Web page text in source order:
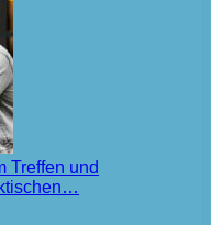
Treffen und